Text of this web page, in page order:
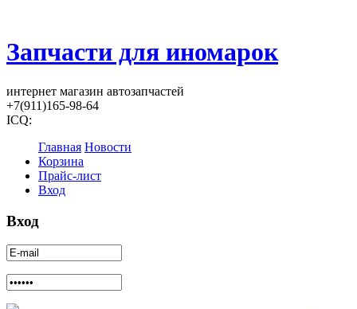
Запчасти для иномарок
интернет магазин автозапчастей
+7(911)165-98-64
ICQ:
Главная Новости
Корзина
Прайс-лист
Вход
Вход